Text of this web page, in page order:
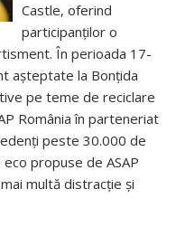
Castle, oferind
participanților o
În perioada 17-
așteptate la Bonțida
pe teme de reciclare
România în parteneriat
peste 30.000 de
propuse de ASAP
multă distracție și